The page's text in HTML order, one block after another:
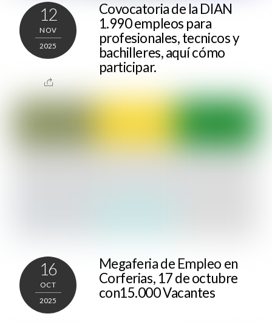
12
NOV
2025
Covocatoria de la DIAN
1.990 empleos para
profesionales, tecnicos y
bachilleres, aquí cómo
participar.
16
OCT
2025
Megaferia de Empleo en
Corferias, 17 de octubre
con15.000 Vacantes